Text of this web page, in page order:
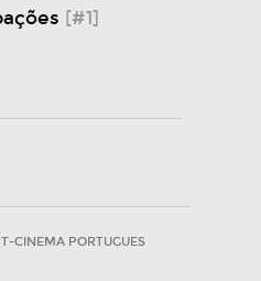
[#1]
CINEMA PORTUGUES